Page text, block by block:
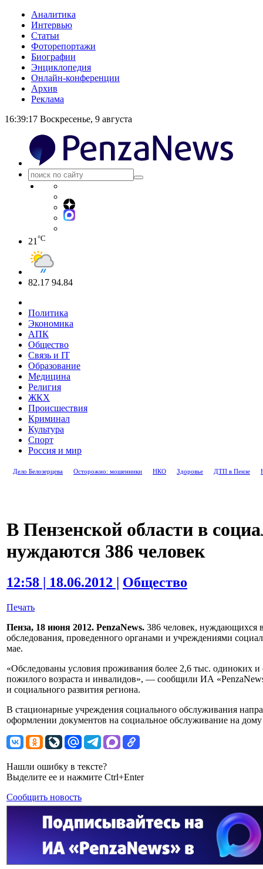
Аналитика
Интервью
Статьи
Фоторепортажи
Биографии
Энциклопедия
Онлайн-конференции
Архив
Реклама
16:39:17 Воскресенье, 9 августа
21 °C
82.17 94.84
Политика
Экономика
АПК
Общество
Связь и IT
Образование
Медицина
Религия
ЖКХ
Происшествия
Криминал
Культура
Спорт
Россия и мир
Дело Белозерцева Осторожно: мошенники НКО Здоровье ДТП в Пензе
В Пензенской области в
нуждаются 386 человек
12:58 | 18.06.2012 | Общество
Печать
Пенза, 18 июня 2012. PenzaNews. 386 человек, нуждающихся
обследования, проведенного органами и учреждениями
мае.
«Обследованы условия проживания более 2,6 тыс. одиноких
пожилого возраста и инвалидов», — сообщили ИА
и социального развития региона.
В стационарные учреждения социального обслуживания
оформлении документов на социальное обслуживание на
Нашли ошибку в тексте?
Выделите ее и нажмите Ctrl+Enter
Сообщить новость